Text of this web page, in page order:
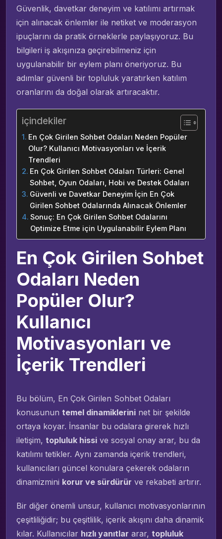
Güvenlik, davetkar deneyim ve katılımı artırmak
için alınacak önlemler ile netiket ve moderasyon
ipuçlarını da pratik örneklerle paylaşıyoruz. Bu
bilgileri iş akışınıza geçirebilmeniz için
uygulanabilir bir eylem planı öneriyoruz. Bu
adımlar güvenli bir topluluk yaratırken katılım
oranlarını da doğal olarak artıracaktır.
içindekiler
En Çok Girilen Sohbet Odaları Neden Popüler
Olur? Kullanıcı Motivasyonları ve İçerik
Trendleri
En Çok Girilen Sohbet Odaları Türleri: Genel
Sohbet, Oyun Odaları, Hobi ve Destek Odaları
Güvenli ve Davetkar Deneyim İçin En Çok
Girilen Sohbet Odalarında Alınacak Önlemler
Sonuç: En Çok Girilen Sohbet Odalarını
Optimize Etme için Uygulanabilir Eylem Planı
En Çok Girilen Sohbet
Odaları Neden
Popüler Olur?
Kullanıcı
Motivasyonları ve
İçerik Trendleri
Bu bölüm, En Çok Girilen Sohbet Odaları
konusunun temel dinamiklerini net bir şekilde
ortaya koyar. İnsanlar bu odalara girerek hızlı
iletişim, topluluk hissi ve sosyal onay arar, bu da
katılımı tetikler. Aynı zamanda içerik trendleri,
kullanıcıları güncel konulara çekerek odaların
dinamizmini korur ve sürdürür ve rekabeti artırır.
Bir diğer önemli unsur, kullanıcı motivasyonlarının
çeşitliliğidir; bu çeşitlilik, içerik akışını daha dinamik
kılar. Kullanıcılar hızlı yanıtlar arar, topluluk